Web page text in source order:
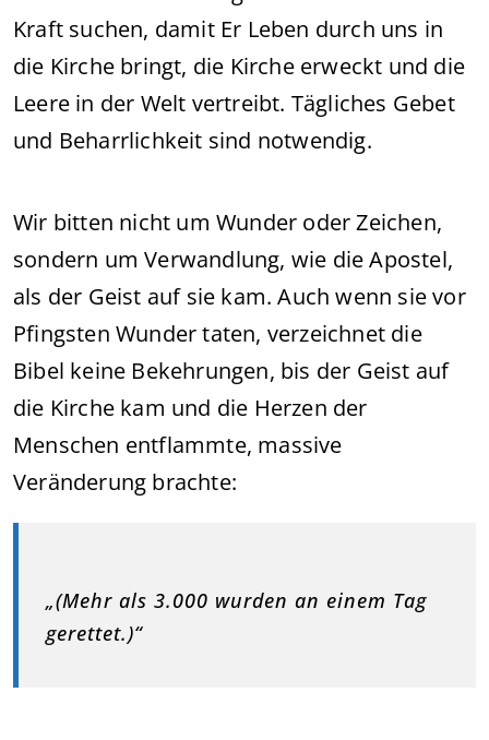
Kraft suchen, damit Er Leben durch uns in
die Kirche bringt, die Kirche erweckt und die
Leere in der Welt vertreibt. Tägliches Gebet
und Beharrlichkeit sind notwendig.
Wir bitten nicht um Wunder oder Zeichen,
sondern um Verwandlung, wie die Apostel,
als der Geist auf sie kam. Auch wenn sie vor
Pfingsten Wunder taten, verzeichnet die
Bibel keine Bekehrungen, bis der Geist auf
die Kirche kam und die Herzen der
Menschen entflammte, massive
Veränderung brachte:
„(Mehr als 3.000 wurden an einem Tag
gerettet.)“